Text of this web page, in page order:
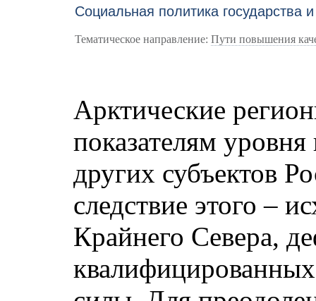
Социальная политика государства
Тематическое направление:Пути повышения
Арктические
показателям
других субъектов
следствие этого –
Крайнего Севера,